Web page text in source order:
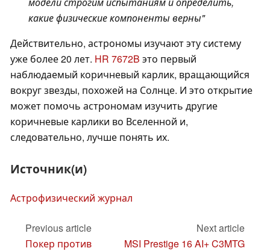
какие физические компоненты верны"
Действительно, астрономы изучают эту систему
уже более 20 лет. HR 7672B это первый
наблюдаемый коричневый карлик, вращающийся
вокруг звезды, похожей на Солнце. И это открытие
может помочь астрономам изучить другие
коричневые карлики во Вселенной и,
следовательно, лучше понять их.
Источник(и)
Астрофизический журнал
Previous article
Покер против
Next article
MSI Prestige 16 AI+ C3MTG